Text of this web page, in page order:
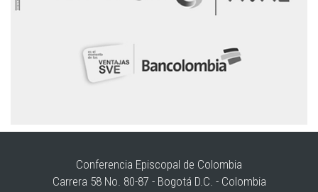
Conferencia Episcopal de Colombia
Carrera 58 No. 80-87 - Bogotá D.C. - Colombia